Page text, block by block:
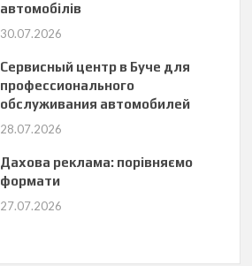
автомобілів
30.07.2026
Сервисный центр в Буче для
профессионального
обслуживания автомобилей
28.07.2026
Дахова реклама: порівняємо
формати
27.07.2026